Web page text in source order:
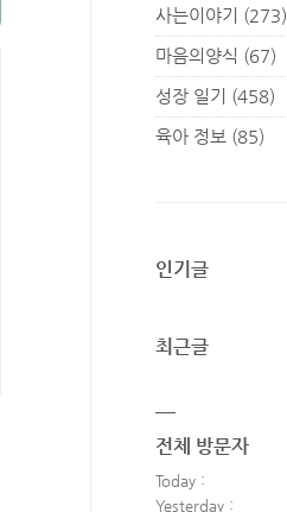
사는이야기 (273)
마음의양식 (67)
성장 일기 (458)
육아 정보 (85)
인기글
최근글
전체 방문자
Today :
Yesterday :